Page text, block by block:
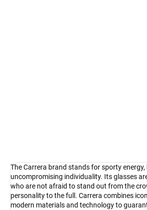
The Carrera brand stands for sporty energy,
uncompromising individuality. Its glasses
who are not afraid to stand out from the
personality to the full. Carrera combines
modern materials and technology to